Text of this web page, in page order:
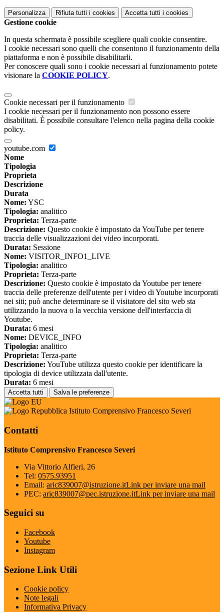
Personalizza Rifiuta tutti i cookies Accetta tutti i cookies
Gestione cookie
In questa schermata è possibile scegliere quali cookie consentire.
I cookie necessari sono quelli che consentono il funzionamento della
piattaforma e non è possibile disabilitarli.
Per conoscere quali sono i cookie necessari al funzionamento potete
visionare la COOKIE POLICY.
Cookie necessari per il funzionamento
I cookie necessari per il funzionamento non possono essere
disabilitati. È possibile consultare l'elenco nella pagina della cookie
policy.
youtube.com
Nome
Tipologia
Proprieta
Descrizione
Durata
Nome: YSC
Tipologia: analitico
Proprieta: Terza-parte
Descrizione: Questo cookie è impostato da YouTube per tenere
traccia delle visualizzazioni dei video incorporati.
Durata: Sessione
Nome: VISITOR_INFO1_LIVE
Tipologia: analitico
Proprieta: Terza-parte
Descrizione: Questo cookie è impostato da Youtube per tenere
traccia delle preferenze dell'utente per i video di Youtube incorporati
nei siti; può anche determinare se il visitatore del sito web sta
utilizzando la nuova o la vecchia versione dell'interfaccia di
Youtube.
Durata: 6 mesi
Nome: DEVICE_INFO
Tipologia: analitico
Proprieta: Terza-parte
Descrizione: YouTube utilizza questo cookie per identificare la
tipologia di device utilizzata dall'utente.
Durata: 6 mesi
Accetta tutti Salva le preferenze
Istituto Comprensivo Francesco Severi
Contatti
Istituto Comprensivo Francesco Severi
Via Vittorio Alfieri, 26
Tel: 0575.93951
Email: aric839007@istruzione.itLink per inviare una mail
PEC: aric839007@pec.istruzione.itLink per inviare una mail
Seguici su
Facebook
Youtube
Instagram
Sezione Link Utili
Cookie policy
Note legali
Informativa Privacy